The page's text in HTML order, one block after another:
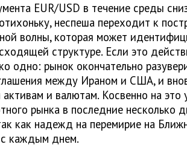
EUR/USD в течение среды
неспеша переходит к
волны, которая может
структуре. Если это
одно: рынок окончательно
между Ираном и США, и
и валютам. Косвенно на это
рынка в последние несколько
как надежд на перемирие на
каждым днем.